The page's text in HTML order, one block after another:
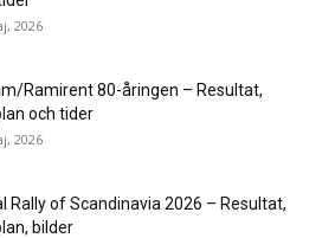
2026
Ramirent 80-åringen – Resultat,
och tider
2026
Rally of Scandinavia 2026 – Resultat,
bilder